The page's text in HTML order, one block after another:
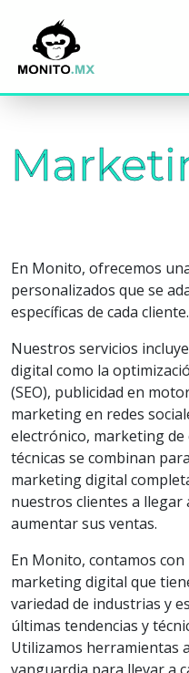
En Monito, ofrecemos
personalizados que se
específicas de cada cliente.
Nuestros servicios
digital como la
(SEO), publicidad en
marketing en redes
electrónico, marketing de
técnicas se combinan
marketing digital
nuestros clientes a
aumentar sus ventas.
En Monito, contamos
marketing digital que
variedad de industrias y
últimas tendencias y
Utilizamos herramientas